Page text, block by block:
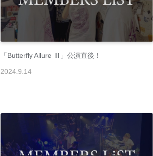
「Butterfly Allure Ⅲ」公演直後！
2024 .9 14